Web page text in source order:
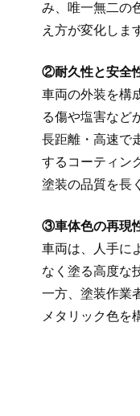
み、唯一無二の
え方が変化しま
②耐久性と安全
車両の外装を構
る傷や塩害など
長距離・高速で
するコーティン
塗装の品質を長
③車体色の再現
車両は、人手に
なく塗る高度な
一方、塗装作業
メタリック色を